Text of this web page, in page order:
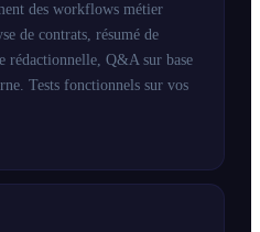
des workflows métier
de contrats, résumé de
rédactionnelle, Q&A sur base
Tests fonctionnels sur vos